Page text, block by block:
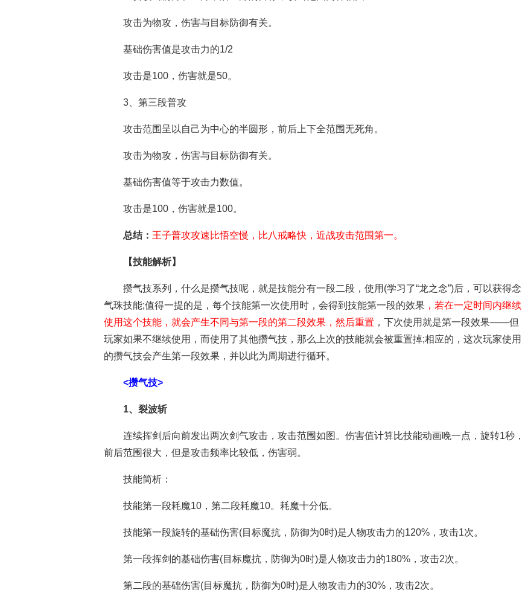
攻击为物攻，伤害与目标防御有关。
基础伤害值是攻击力的1/2
攻击是100，伤害就是50。
3、第三段普攻
攻击范围呈以自己为中心的半圆形，前后上下全范围无死角。
攻击为物攻，伤害与目标防御有关。
基础伤害值等于攻击力数值。
攻击是100，伤害就是100。
总结： 王子普攻攻速比悟空慢，比八戒略快，近战攻击范围第一。
【技能解析】
攒气技系列，什么是攒气技呢，就是技能分有一段二段，使用(学习了“龙之念”)后，可以获得念
气珠技能;值得一提的是，每个技能第一次使用时，会得到技能第一段的效果 ，若在一定时间内继续
使用这个技能，就会产生不同与第一段的第二段效果，然后重置 ，下次使用就是第一段效果——但
玩家如果不继续使用，而使用了其他攒气技，那么上次的技能就会被重置掉;相应的，这次玩家使用
的攒气技会产生第一段效果，并以此为周期进行循环。
<攒气技>
1、裂波斩
连续挥剑后向前发出两次剑气攻击，攻击范围如图。伤害值计算比技能动画晚一点，旋转1秒，
前后范围很大，但是攻击频率比较低，伤害弱。
技能简析：
技能第一段耗魔10，第二段耗魔10。耗魔十分低。
技能第一段旋转的基础伤害(目标魔抗，防御为0时)是人物攻击力的120%，攻击1次。
第一段挥剑的基础伤害(目标魔抗，防御为0时)是人物攻击力的180%，攻击2次。
第二段的基础伤害(目标魔抗，防御为0时)是人物攻击力的30%，攻击2次。